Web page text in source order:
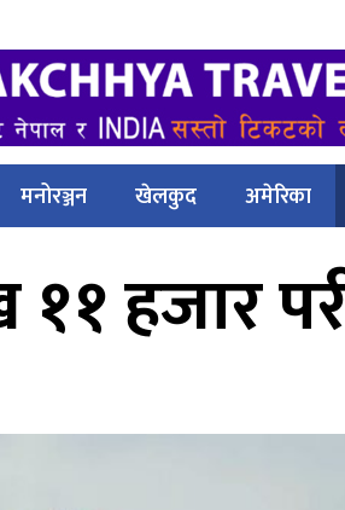
मनोरञ्जन खेलकुद अमेरिका
हजार